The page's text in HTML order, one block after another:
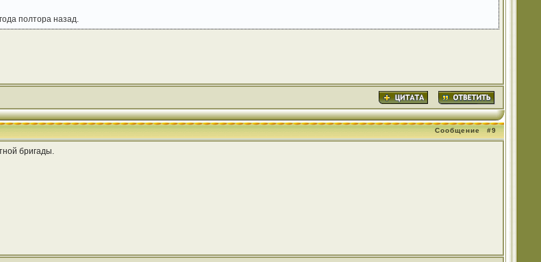
полтора назад.
Сообщение #9
бригады.